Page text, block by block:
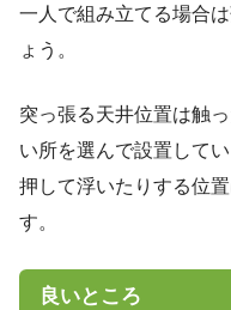
一人で組み立てる場合
ょう。
突っ張る天井位置は触
い所を選んで設置してい
押して浮いたりする位
す。
良いところ